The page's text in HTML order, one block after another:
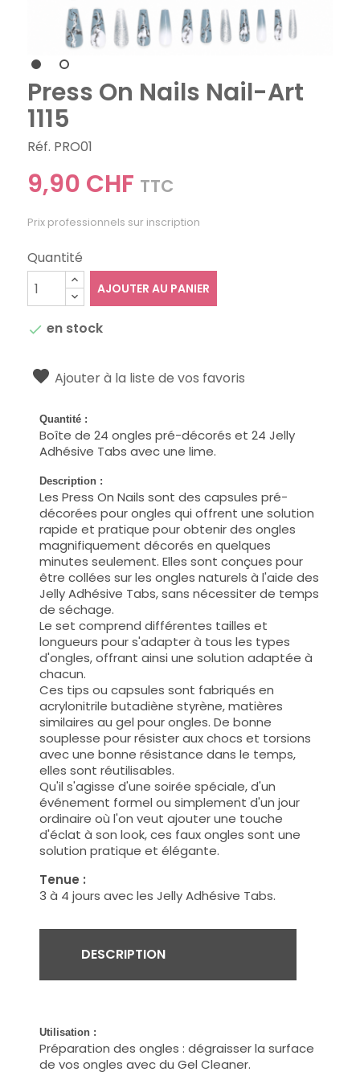
Press On Nails Nail-Art
1115
Réf. PRO01
9,90 CHF TTC
Prix professionnels sur inscription
Quantité
AJOUTER AU PANIER
 en stock
Ajouter à la liste de vos favoris
Quantité :
Boîte de 24 ongles pré-décorés et 24 Jelly
Adhésive Tabs avec une lime.
Description :
Les Press On Nails sont des capsules pré-
décorées pour ongles qui offrent une solution
rapide et pratique pour obtenir des ongles
magnifiquement décorés en quelques
minutes seulement. Elles sont conçues pour
être collées sur les ongles naturels à l'aide des
Jelly Adhésive Tabs, sans nécessiter de temps
de séchage.
Le set comprend différentes tailles et
longueurs pour s'adapter à tous les types
d'ongles, offrant ainsi une solution adaptée à
chacun.
Ces tips ou capsules sont fabriqués en
acrylonitrile butadiène styrène, matières
similaires au gel pour ongles. De bonne
souplesse pour résister aux chocs et torsions
avec une bonne résistance dans le temps,
elles sont réutilisables.
Qu'il s'agisse d'une soirée spéciale, d'un
événement formel ou simplement d'un jour
ordinaire où l'on veut ajouter une touche
d'éclat à son look, ces faux ongles sont une
solution pratique et élégante.
Tenue :
3 à 4 jours avec les Jelly Adhésive Tabs.
DESCRIPTION
Utilisation :
Préparation des ongles : dégraisser la surface
de vos ongles avec du Gel Cleaner.